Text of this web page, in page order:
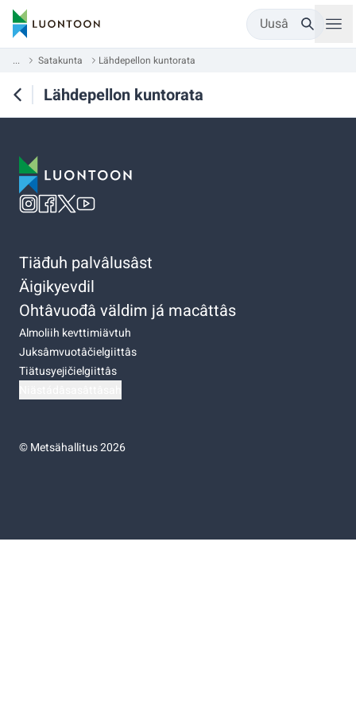
Uusâ
... Satakunta Lähdepellon kuntorata
Lähdepellon kuntorata
Tiäđuh palvâlusâst
Äigikyevdil
Ohtâvuođâ väldim já macâttâs
Almoliih kevttimiävtuh
Juksâmvuotâčielgiittâs
Tiätusyejičielgiittâs
©Metsähallitus 2026